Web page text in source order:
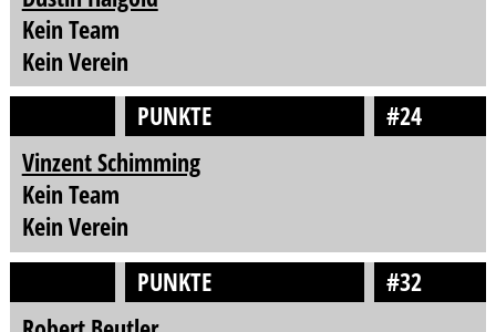
Kein Team
Kein Verein
PUNKTE
#24
Vinzent Schimming
Kein Team
Kein Verein
PUNKTE
#32